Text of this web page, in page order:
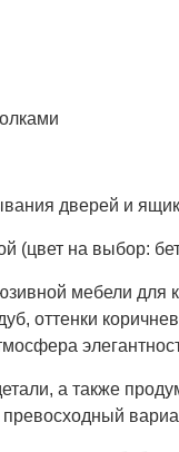
дверей и
(цвет на выбор:
мебели
оттенки
а также